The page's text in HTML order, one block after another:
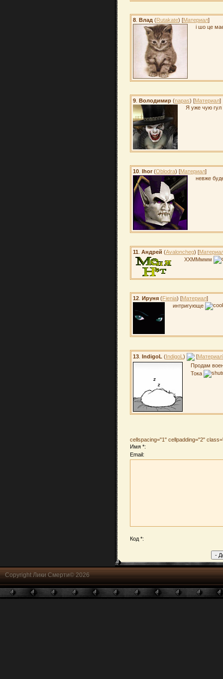
8. Влад (Rutakate) [Материал]
і шо це
9 Володимир (napas) [Материал]
Я уже чую гул
10 Ihor (Oblodra) [Материал]
невже
11 Андрей (Avaloncheg) [
ХХММммм
12 Ируня (Fienia) [Материал]
интригующе
13 IndigoL (IndigoL ) [Материал
Продам
Тока
cellspacing="1" cellpadding="2"
Имя *:
Email:
Код *:
Copyright Лики Смерти© 2026